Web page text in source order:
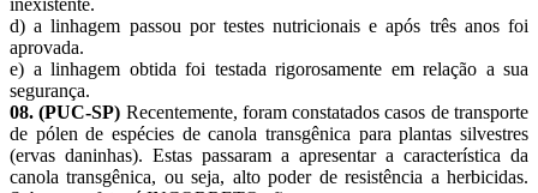
d) a linhagem passou por testes nutricionais e após três anos foi
aprovada.
e) a linhagem obtida foi testada rigorosamente em relação a sua
segurança.
08. (PUC-SP) Recentemente, foram constatados casos de transporte
de pólen de espécies de canola transgênica para plantas silvestres
(ervas daninhas). Estas passaram a apresentar a característica da
canola transgênica, ou seja, alto poder de resistência a herbicidas.